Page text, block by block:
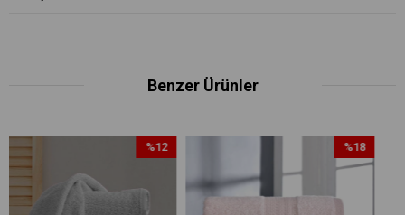
Benzer Ürünler
İndirim
%12İndirim
%18İndirim